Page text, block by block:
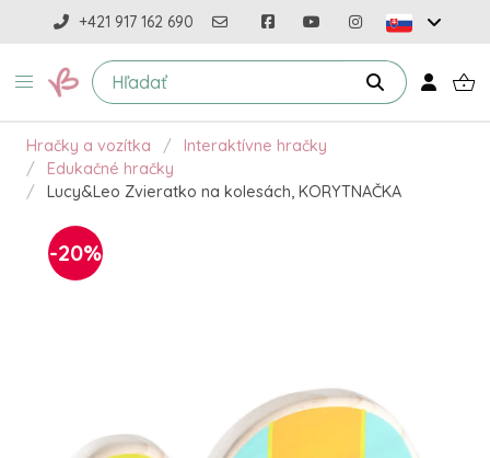
+421 917 162 690
Hračky a vozítka
Interaktívne hračky
Edukačné hračky
Lucy&Leo Zvieratko na kolesách, KORYTNAČKA
-20%